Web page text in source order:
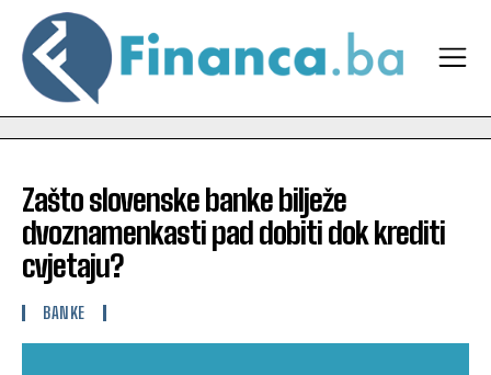
Zašto slovenske banke bilježe
dvoznamenkasti pad dobiti dok krediti
cvjetaju?
BANKE